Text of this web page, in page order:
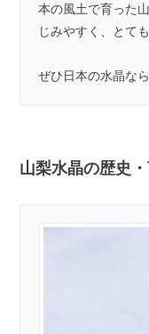
本の風土で育った
じみやすく、とて
ぜひ日本の水晶な
山梨水晶の歴史・